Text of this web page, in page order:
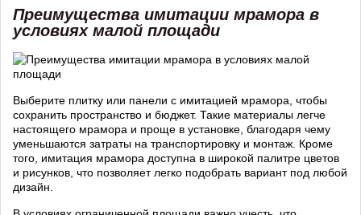
Преимущества имитации мрамора в
условиях малой площади
Выберите плитку или панели с имитацией мрамора, чтобы
сохранить пространство и бюджет. Такие материалы легче
настоящего мрамора и проще в установке, благодаря чему
уменьшаются затраты на транспортировку и монтаж. Кроме
того, имитация мрамора доступна в широкой палитре цветов
и рисунков, что позволяет легко подобрать вариант под любой
дизайн.